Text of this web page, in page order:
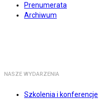
Prenumerata
Archiwum
NASZE WYDARZENIA
Szkolenia i konferencje